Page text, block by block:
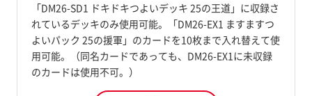
「DM26-SD1 ドキドキつよいデッキ 25の王道」に収録さ
れているデッキのみ使用可能。「DM26-EX1 ますますつ
よいパック 25の援軍」のカードを10枚まで入れ替えて使
用可能。（同名カードであっても、DM26-EX1に未収録
のカードは使用不可。）